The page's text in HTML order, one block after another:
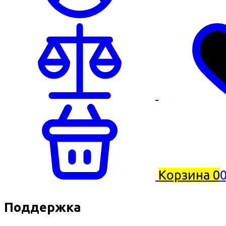
Корзина 0
Поддержка